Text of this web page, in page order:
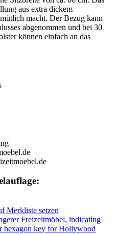
aus extra dickem
macht. Der Bezug kann
abgenommen und bei 30
können einfach an das
:
Merkliste setzen